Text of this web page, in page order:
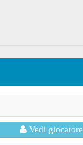
Vedi giocatore